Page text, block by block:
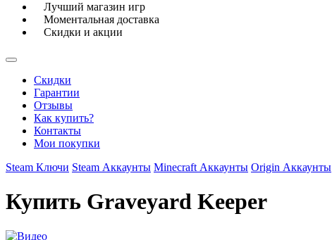
Лучший магазин игр
Моментальная доставка
Скидки и акции
Скидки
Гарантии
Отзывы
Как купить?
Контакты
Мои покупки
Steam Ключи Steam Аккаунты Minecraft Аккаунты Origin Аккаунты
Купить Graveyard Keeper